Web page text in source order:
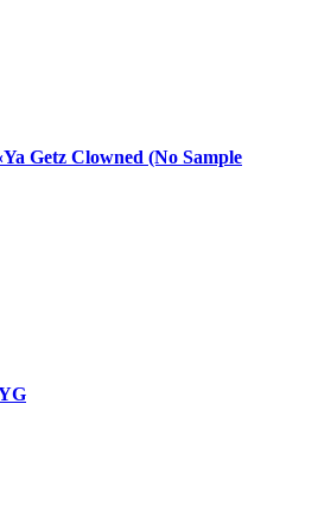
Getz Clowned (No Sample